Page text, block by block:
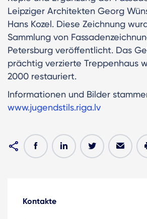
Leipziger Architekten Georg
Hans Kozel. Diese Zeichnung
Sammlung von
Petersburg veröffentlicht. Das
prächtig verzierte Treppenhaus
2000 restauriert.
Informationen und Bilder
www.jugendstils.riga.lv
Kontakte